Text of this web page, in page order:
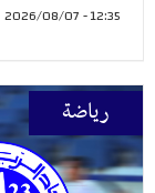
12:35 - 2026/08/07
رياضة